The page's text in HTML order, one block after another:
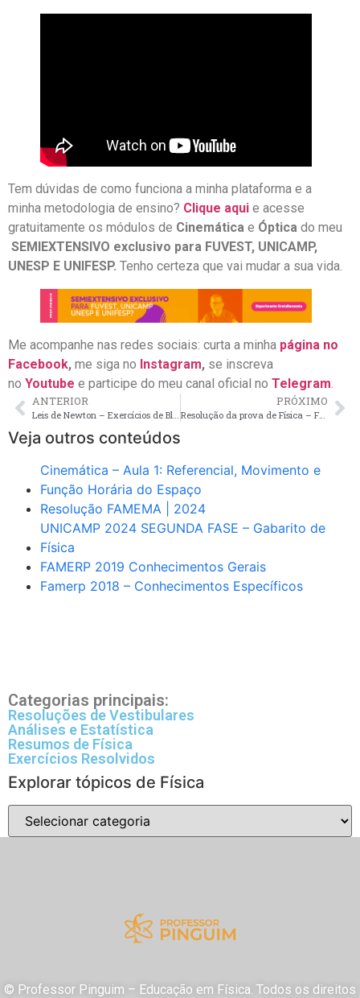
Tem dúvidas de como funciona a minha plataforma e a
minha metodologia de ensino? Clique aqui e acesse
gratuitamente os módulos de Cinemática e Óptica do meu
SEMIEXTENSIVO exclusivo para FUVEST, UNICAMP,
UNESP E UNIFESP. Tenho certeza que vai mudar a sua vida.
Me acompanhe nas redes sociais: curta a minha página no
Facebook, me siga no Instagram, se inscreva
no Youtube e participe do meu canal oficial no Telegram.
ANTERIOR
Leis de Newton – Exercícios de Blocos e Atrito
PRÓXIMO
Resolução da prova de Física – Famema 2018
Veja outros conteúdos
Cinemática – Aula 1: Referencial, Movimento e
Função Horária do Espaço
Resolução FAMEMA | 2024
UNICAMP 2024 SEGUNDA FASE – Gabarito de
Física
FAMERP 2019 Conhecimentos Gerais
Famerp 2018 – Conhecimentos Específicos
Categorias principais:
Resoluções de Vestibulares
Análises e Estatística
Resumos de Física
Exercícios Resolvidos
Explorar tópicos de Física
© Professor Pinguim – Educação em Física. Todos os direitos